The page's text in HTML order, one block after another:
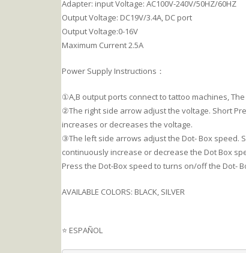
Adapter: input Voltage: AC100V-240V/50HZ/60HZ
Output Voltage: DC19V/3.4A, DC port
Output Voltage:0-16V
Maximum Current 2.5A
Power Supply Instructions：
①A,B output ports connect to tattoo machines,
②The right side arrow adjust the voltage. Short
increases or decreases the voltage.
③The left side arrows adjust the Dot- Box speed.
continuously increase or decrease the Dot Box
Press the Dot-Box speed to turns on/off the Dot-
AVAILABLE COLORS: BLACK, SILVER
⭐ ESPAÑOL